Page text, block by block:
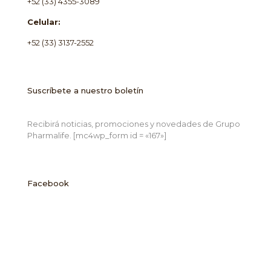
Celular:
+52 (33) 3137-2552
Suscríbete a nuestro boletín
Recibirá noticias, promociones y novedades de Grupo
Pharmalife. [mc4wp_form id = «167»]
Facebook